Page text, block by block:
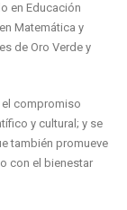
en Educación
Matemática y
de Oro Verde y
el compromiso
y cultural; y se
también promueve
con el bienestar